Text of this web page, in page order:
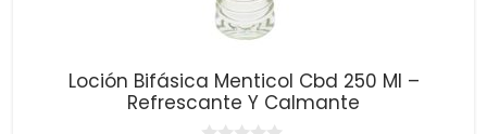
Loción Bifásica Menticol Cbd 250 Ml –
Refrescante Y Calmante